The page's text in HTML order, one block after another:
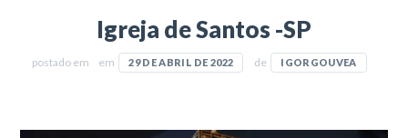
Igreja de Santos -SP
postado em em 29 DE ABRIL DE 2022 de IGORGOUVEA